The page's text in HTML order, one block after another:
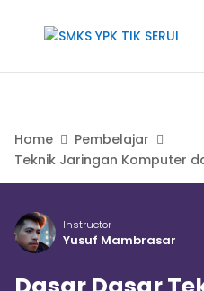
Home
Pembelajar
Teknik Jaringan Komputer
Instructor
Yusuf Mambrasar